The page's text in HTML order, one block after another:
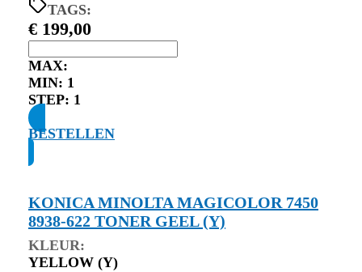
TAGS:
€ 199,00
MAX:
MIN: 1
STEP: 1
BESTELLEN
KONICA MINOLTA MAGICOLOR 7450
8938-622 TONER GEEL (Y)
KLEUR:
YELLOW (Y)